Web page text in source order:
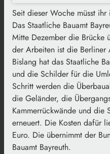
Seit dieser Woche müsst
Das Staatliche Bauamt
Mitte Dezember die Brücke
der Arbeiten ist die Berliner
Bislang hat das Staatliche
und die Schilder für die
Schritt werden die
die Geländer, die
Kammerrückwände und die
erneuert. Die Kosten dafür
Euro. Die übernimmt der
Bauamt Bayreuth.